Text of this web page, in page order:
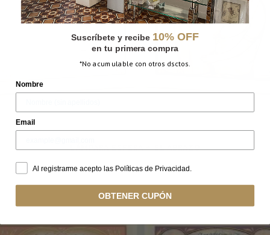
LÁMPARA ESFERA + EL ABRAZO
Suscríbete y recibe 10% OFF
en tu primera compra
*No acumulable con otros dsctos.
Nombre
Email
Al registrarme acepto las Políticas de Privacidad.
OBTENER CUPÓN